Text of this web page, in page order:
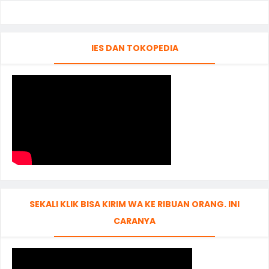
IES DAN TOKOPEDIA
SEKALI KLIK BISA KIRIM WA KE RIBUAN ORANG. INI
CARANYA